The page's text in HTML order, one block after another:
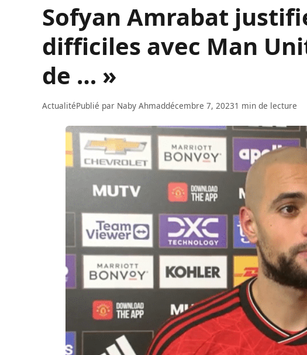
Sofyan Amrabat
difficiles avec Man
de … »
ActualitéPublié par Naby Ahmaddécembre 7, 20231 min de lecture